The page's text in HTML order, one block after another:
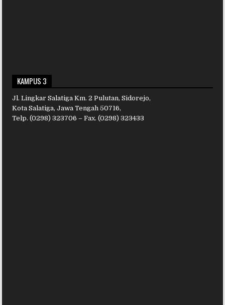
KAMPUS 3
Jl. Lingkar Salatiga Km. 2 Pulutan, Sidorejo,
Kota Salatiga, Jawa Tengah 50716,
Telp. (0298) 323706 – Fax. (0298) 323433